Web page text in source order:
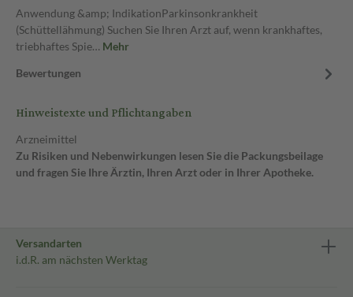
Anwendung &amp; IndikationParkinsonkrankheit
(Schüttellähmung) Suchen Sie Ihren Arzt auf, wenn krankhaftes,
triebhaftes Spie… Mehr
Bewertungen
Hinweistexte und Pflichtangaben
Arzneimittel
Zu Risiken und Nebenwirkungen lesen Sie die Packungsbeilage
und fragen Sie Ihre Ärztin, Ihren Arzt oder in Ihrer Apotheke.
Versandarten
i.d.R. am nächsten Werktag